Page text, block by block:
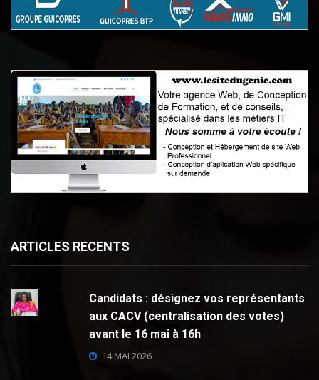
ARTICLES RECENTS
Candidats : désignez vos représentants
aux CACV (centralisation des votes)
avant le 16 mai à 16h
14 MAI 2026